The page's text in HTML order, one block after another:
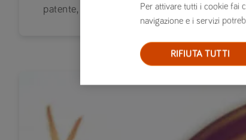
patente, stato civile. Insomma: per una
Per attivare tutti i cookie fai
navigazione e i servizi
RIFIUTA TUTTI